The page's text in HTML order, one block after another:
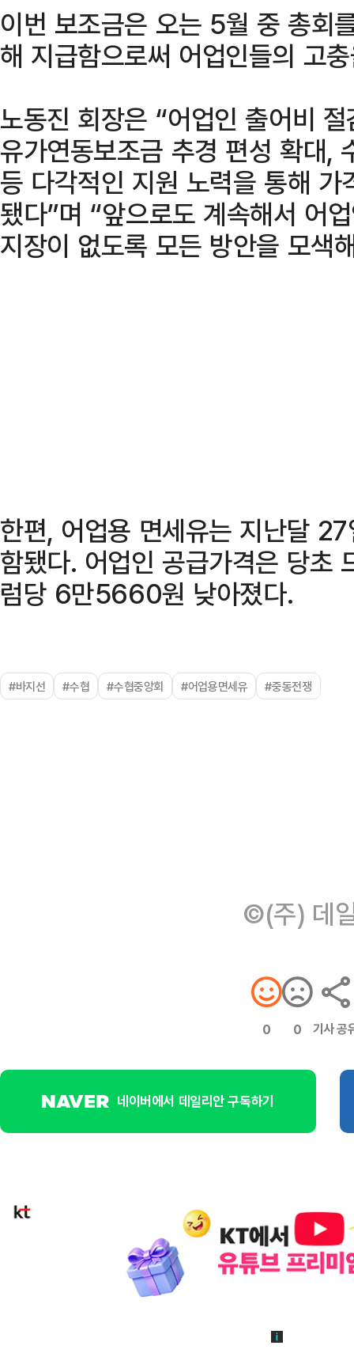
이번 보조금은 오는 5월 중 총회
해 지급함으로써 어업인들의 고
노동진 회장은 “어업인 출어비
유가연동보조금 추경 편성 확대,
등 다각적인 지원 노력을 통해
됐다”며 “앞으로도 계속해서 어
지장이 없도록 모든 방안을 모색
한편, 어업용 면세유는 지난달
함됐다. 어업인 공급가격은 당
럼당 6만5660원 낮아졌다.
#바지선 #수협 #수협중앙회 #어업용면세유 #중동전쟁
©(주) 데
0 0 기사 공
네이버에서 데일리안 구독하기